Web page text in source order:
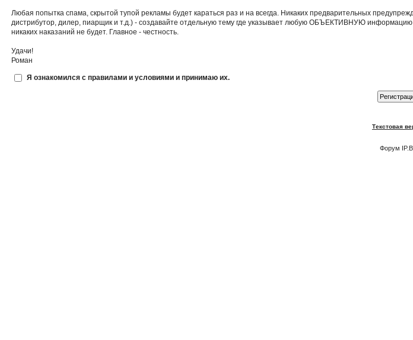
Любая попытка спама, скрытой тупой рекламы будет караться раз и на всегда. Никаких предварительных
дистрибутор, дилер, пиарщик и т.д.) - создавайте отдельную тему где указывает любую ОБЪЕКТИВНУЮ
никаких наказаний не будет. Главное - честность.
Удачи!
Роман
Я ознакомился с правилами и условиями и принимаю их.
Текстовая
Форум